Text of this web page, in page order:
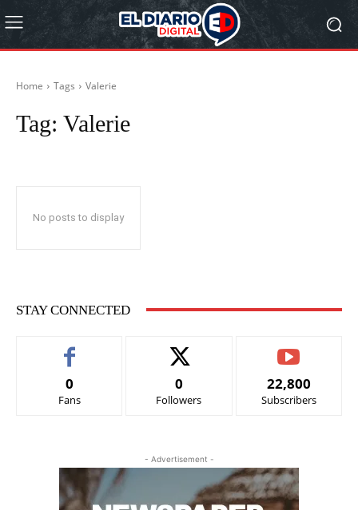
Home Tags Valerie
Tag: Valerie
No posts to display
STAY CONNECTED
0
Fans
0
Followers
22,800
Subscribers
- Advertisement -